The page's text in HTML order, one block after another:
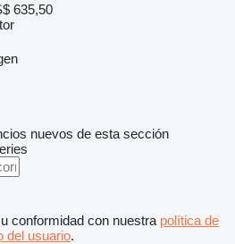
635,50
nuevos de esta sección
conformidad con nuestra política de
del usuario.